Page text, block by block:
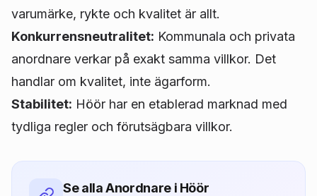
varumärke, rykte och kvalitet är allt.
Konkurrensneutralitet: Kommunala och privata
anordnare verkar på exakt samma villkor. Det
handlar om kvalitet, inte ägarform.
Stabilitet: Höör har en etablerad marknad med
tydliga regler och förutsägbara villkor.
Se alla Anordnare i Höör